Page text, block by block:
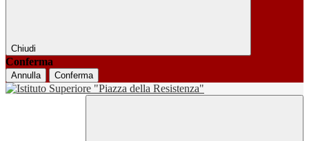
Chiudi
Conferma
Annulla Conferma